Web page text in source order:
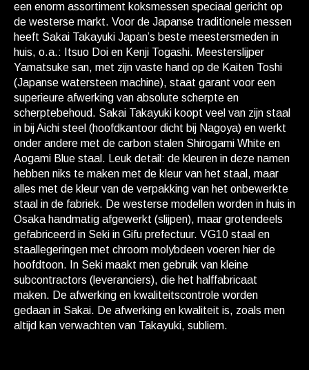
een enorm assortiment koksmessen speciaal gericht op
de westerse markt. Voor de Japanse traditionele messen
heeft Sakai Takayuki Japan’s beste meestersmeden in
huis, o.a.: Itsuo Doi en Kenji Togashi. Meesterslijper
Yamatsuke san, met zijn vaste hand op de Kaiten Toshi
(Japanse watersteen machine), staat garant voor een
superieure afwerking van absolute scherpte en
scherptebehoud. Sakai Takayuki koopt veel van zijn staal
in bij Aichi steel (hoofdkantoor dicht bij Nagoya) en werkt
onder andere met de carbon stalen Shirogami White en
Aogami Blue staal. Leuk detail: de kleuren in deze namen
hebben niks te maken met de kleur van het staal, maar
alles met de kleur van de verpakking van het onbewerkte
staal in de fabriek. De westerse modellen worden in huis in
Osaka handmatig afgewerkt (slijpen), maar grotendeels
gefabriceerd in Seki in Gifu prefectuur. VG10 staal en
staallegeringen met chroom molybdeen voeren hier de
hoofdtoon. In Seki maakt men gebruik van kleine
subcontractors (leveranciers), die het halffabricaat
maken. De afwerking en kwaliteitscontrole worden
gedaan in Sakai. De afwerking en kwaliteit is, zoals men
altijd kan verwachten van Takayuki, subliem.